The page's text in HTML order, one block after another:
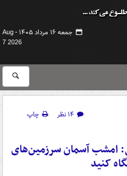
جمعه ۱۶ مرداد ۱۴۰۵ -
Aug
7 2026
۱۴ نظر
چاپ
امشب آسمان سرزمین‌های
کنید